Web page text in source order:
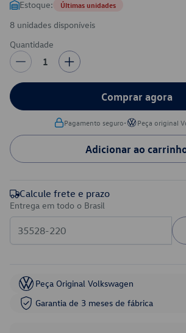
Estoque: Últimas unidades
8 unidades disponíveis
Quantidade
1
Comprar agora
Pagamento seguro• Peça original
Adicionar ao
Calcule frete e prazo
Entrega em todo o Brasil
Peça Original Volkswagen
Garantia de 3 meses de fábrica